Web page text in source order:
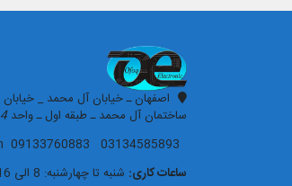
ساختمان آل محمد ـ طبقه اول ـ واحد4
ساعات کاری: شنبه تا چهارشنبه: 8 الی 16 و پنج شنبه ها: 8 الی 12